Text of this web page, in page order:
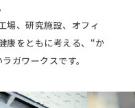
場、研究施設、オフィ
康をともに考える、 “か
ガワークスです。